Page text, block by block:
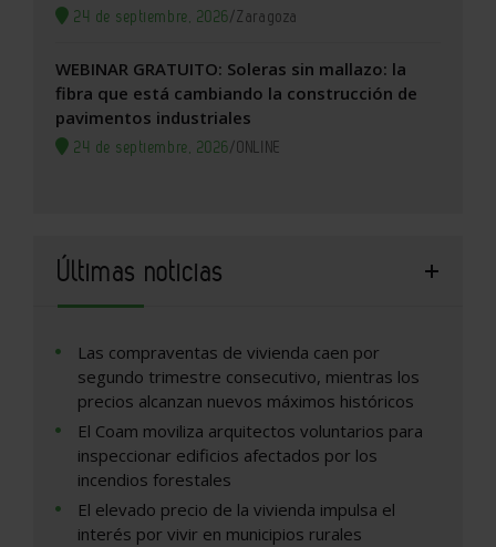
24 de septiembre, 2026/Zaragoza
WEBINAR GRATUITO: Soleras sin mallazo: la
fibra que está cambiando la construcción de
pavimentos industriales
24 de septiembre, 2026/ONLINE
Últimas noticias
Las compraventas de vivienda caen por
segundo trimestre consecutivo, mientras los
precios alcanzan nuevos máximos históricos
El Coam moviliza arquitectos voluntarios para
inspeccionar edificios afectados por los
incendios forestales
El elevado precio de la vivienda impulsa el
interés por vivir en municipios rurales